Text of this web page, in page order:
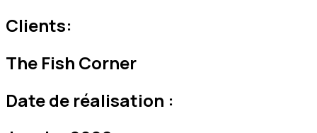
Clients:
The Fish Corner
Date de réalisation :